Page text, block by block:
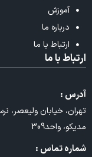
آموزش
درباره ما
ارتباط با ما
ارتباط با ما
آدرس :
تهران، خیابان ولیعصر،
مدیکو، واحد309
شماره تماس :